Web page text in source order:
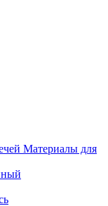
Материалы для